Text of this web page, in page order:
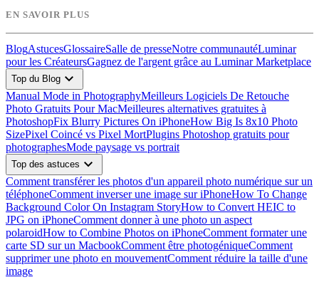
EN SAVOIR PLUS
BlogAstucesGlossaireSalle de presseNotre communautéLuminar
pour les CréateursGagnez de l'argent grâce au Luminar Marketplace
Top du Blog expand_more
Manual Mode in PhotographyMeilleurs Logiciels De Retouche
Photo Gratuits Pour MacMeilleures alternatives gratuites à
PhotoshopFix Blurry Pictures On iPhoneHow Big Is 8x10 Photo
SizePixel Coincé vs Pixel MortPlugins Photoshop gratuits pour
photographesMode paysage vs portrait
Top des astuces expand_more
Comment transférer les photos d'un appareil photo numérique sur un
téléphoneComment inverser une image sur iPhoneHow To Change
Background Color On Instagram StoryHow to Convert HEIC to
JPG on iPhoneComment donner à une photo un aspect
polaroidHow to Combine Photos on iPhoneComment formater une
carte SD sur un MacbookComment être photogéniqueComment
supprimer une photo en mouvementComment réduire la taille d'une
image